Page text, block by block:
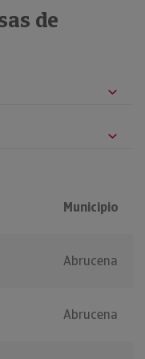
de
Municipio
Abrucena
Abrucena